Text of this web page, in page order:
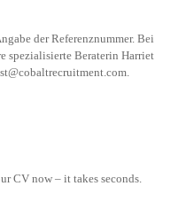
der Referenznummer. Bei
spezialisierte Beraterin Harriet
.
CV now – it takes seconds.